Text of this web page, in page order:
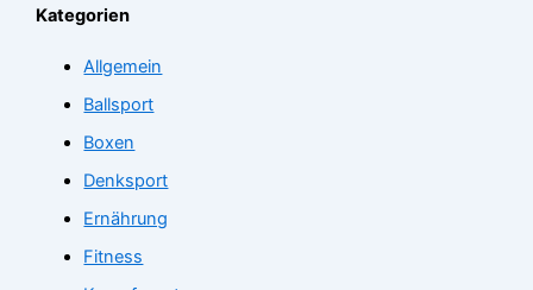
Kategorien
Allgemein
Ballsport
Boxen
Denksport
Ernährung
Fitness